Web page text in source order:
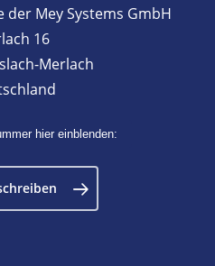
Mey Systems GmbH
16
Merlach
hier einblenden: